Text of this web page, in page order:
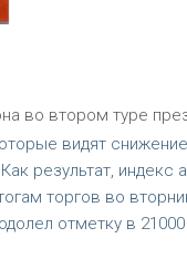
во втором туре
видят
результат, индекс
торгов во
отметку в 21000